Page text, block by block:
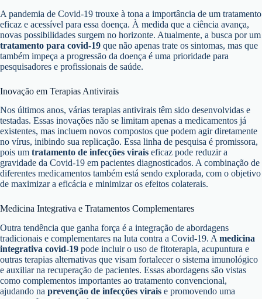
A pandemia de Covid-19 trouxe à tona a importância de um tratamento
eficaz e acessível para essa doença. À medida que a ciência avança,
novas possibilidades surgem no horizonte. Atualmente, a busca por um
tratamento para covid-19 que não apenas trate os sintomas, mas que
também impeça a progressão da doença é uma prioridade para
pesquisadores e profissionais de saúde.
Inovação em Terapias Antivirais
Nos últimos anos, várias terapias antivirais têm sido desenvolvidas e
testadas. Essas inovações não se limitam apenas a medicamentos já
existentes, mas incluem novos compostos que podem agir diretamente
no vírus, inibindo sua replicação. Essa linha de pesquisa é promissora,
pois um tratamento de infecções virais eficaz pode reduzir a
gravidade da Covid-19 em pacientes diagnosticados. A combinação de
diferentes medicamentos também está sendo explorada, com o objetivo
de maximizar a eficácia e minimizar os efeitos colaterais.
Medicina Integrativa e Tratamentos Complementares
Outra tendência que ganha força é a integração de abordagens
tradicionais e complementares na luta contra a Covid-19. A medicina
integrativa covid-19 pode incluir o uso de fitoterapia, acupuntura e
outras terapias alternativas que visam fortalecer o sistema imunológico
e auxiliar na recuperação de pacientes. Essas abordagens são vistas
como complementos importantes ao tratamento convencional,
ajudando na prevenção de infecções virais e promovendo uma